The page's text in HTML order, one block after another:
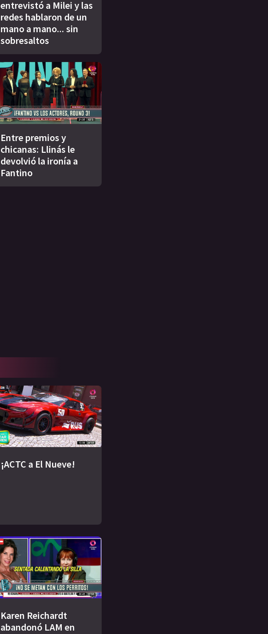
entrevistó a Milei y las
redes hablaron de un
mano a mano... sin
sobresaltos
Entre premios y
chicanas: Llinás le
devolvió la ironía a
Fantino
¡ACTC a El Nueve!
Karen Reichardt
abandonó LAM en